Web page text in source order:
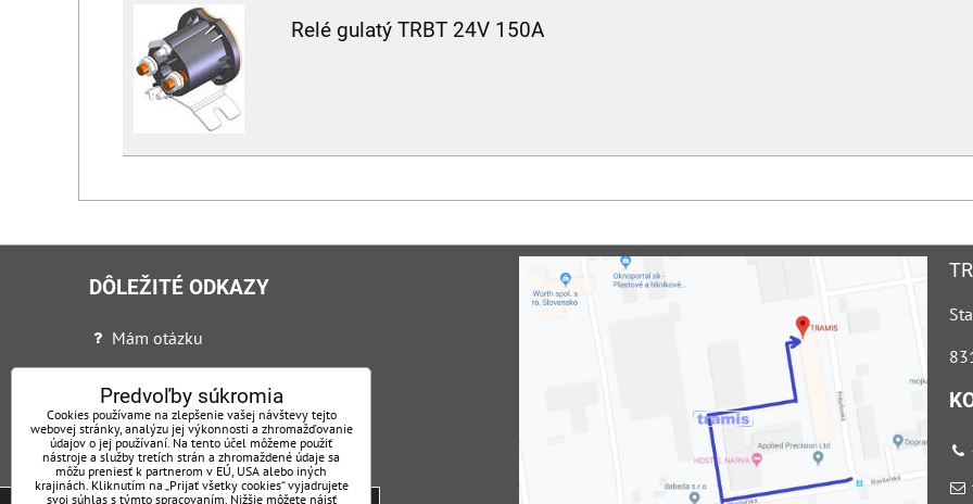
Relé gulatý TRBT 24V 150A
DÔLEŽITÉ ODKAZY
Mám otázku
Ochrana osobných údajov + VOP
Certifikáty
Reklamačný poriadok
Nadstavby
Predvoľby súkromia
Cookies používame na zlepšenie vašej návštevy tejto
webovej stránky, analýzu jej výkonnosti a zhromažďovanie
údajov o jej používaní. Na tento účel môžeme použiť
nástroje a služby tretích strán a zhromaždené údaje sa
môžu preniesť k partnerom v EÚ, USA alebo iných
krajinách. Kliknutím na „Prijať všetky cookies“ vyjadrujete
svoj súhlas s týmto spracovaním. Nižšie môžete nájsť